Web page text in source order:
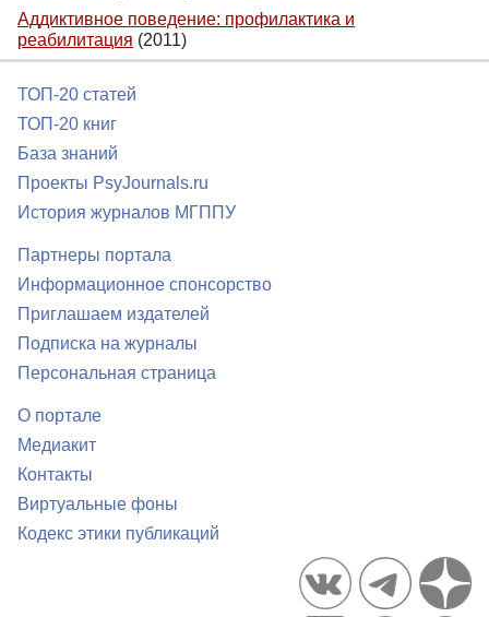
Аддиктивное поведение: профилактика и
реабилитация (2011)
ТОП-20 статей
ТОП-20 книг
База знаний
Проекты PsyJournals.ru
История журналов МГППУ
Партнеры портала
Информационное спонсорство
Приглашаем издателей
Подписка на журналы
Персональная страница
О портале
Медиакит
Контакты
Виртуальные фоны
Кодекс этики публикаций